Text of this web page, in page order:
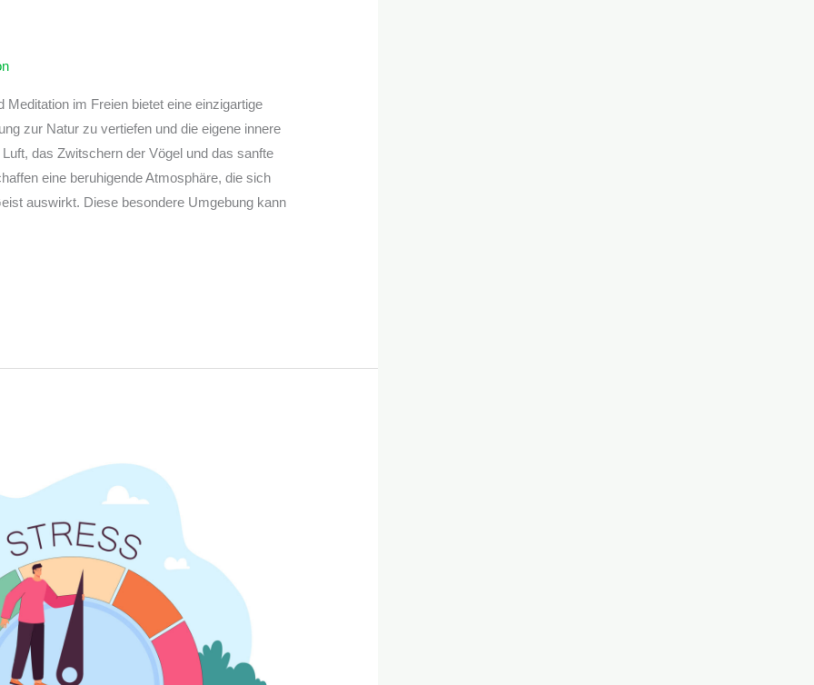
Meditation im Freien bietet eine einzigartige
zur Natur zu vertiefen und die eigene innere
das Zwitschern der Vögel und das sanfte
eine beruhigende Atmosphäre, die sich
auswirkt. Diese besondere Umgebung kann